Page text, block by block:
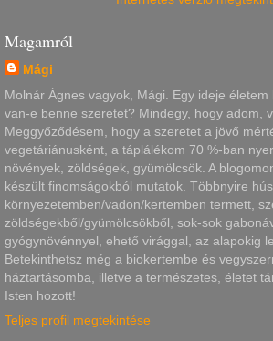
Magamról
Mági
Molnár Ágnes vagyok, Mági. Egy ideje
van-e benne szeretet? Mindegy, hogy adom,
Meggyőződésem, hogy a szeretet a jövő
vegetáriánusként, a táplálékom 70 %-ban
növények, zöldségek, gyümölcsök. A
készült finomságokból mutatok. Többnyire
környezetemben/vadon/kertemben termett,
zöldségekből/gyümölcsökből, sok-sok
gyógynövénnyel, ehető virággal, az alapokig
Betekinthetsz még a biokertembe és
háztartásomba, illetve a természetes, életet
Isten hozott!
Teljes profil megtekintése